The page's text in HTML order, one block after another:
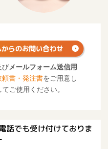
らのお問い合わせ
びメールフォーム送信用
頼書・発注書をご用意し
ご使用ください。
話でも受け付けておりま